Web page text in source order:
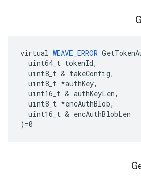
virtual WEAVE_ERROR
  uint64_t tokenId,
  uint8_t & takeConfig,
  uint8_t *authKey,
  uint16_t & authKeyLen,
  uint8_t *encAuthBlob,
  uint16_t & encAuthBlobLen
)=0